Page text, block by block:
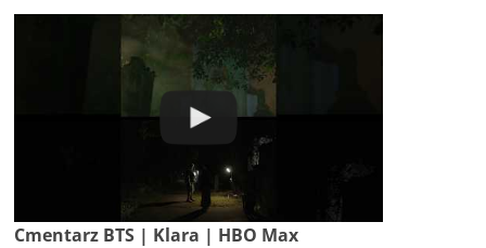
Cmentarz BTS | Klara | HBO Max